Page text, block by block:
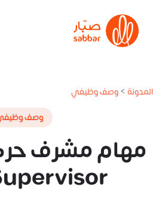
المدونة>وصف وظيفي
وصف
مهام مشرف